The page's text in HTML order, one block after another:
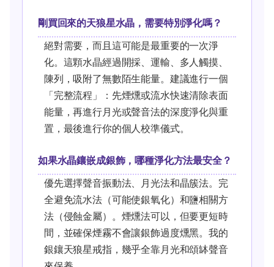
剛買回來的天狼星水晶，需要特別淨化嗎？
絕對需要，而且這可能是最重要的一次淨
化。這顆水晶經過開採、運輸、多人觸摸、
陳列，吸附了無數陌生能量。建議進行一個
「完整流程」：先煙燻或流水快速清除表面
能量，再進行月光或聲音法的深度淨化與重
置，最後進行你的個人校準儀式。
如果水晶鑲嵌成銀飾，哪種淨化方法最安全？
優先選擇聲音振動法、月光法和晶簇法。完
全避免流水法（可能使銀氧化）和鹽相關方
法（侵蝕金屬）。煙燻法可以，但要更短時
間，並確保煙霧不會讓銀飾過度燻黑。我的
銀鑲天狼星戒指，幾乎全靠月光和頌缽聲音